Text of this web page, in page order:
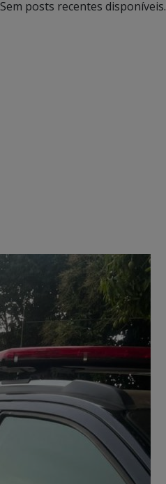
Sem posts recentes disponíveis.